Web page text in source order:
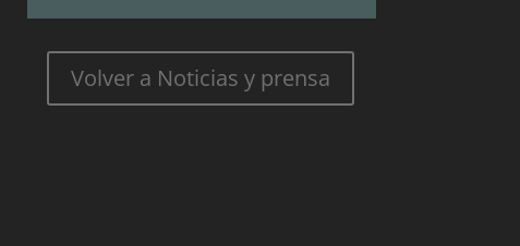
Volver a Noticias y prensa